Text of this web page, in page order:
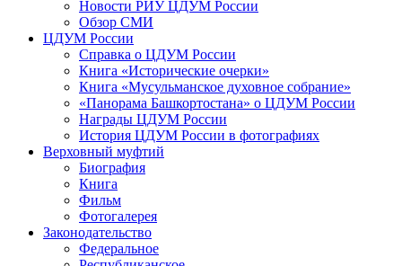
Новости РИУ ЦДУМ России
Обзор СМИ
ЦДУМ России
Справка о ЦДУМ России
Книга «Исторические очерки»
Книга «Мусульманское духовное собрание»
«Панорама Башкортостана» о ЦДУМ России
Награды ЦДУМ России
История ЦДУМ России в фотографиях
Верховный муфтий
Биография
Книга
Фильм
Фотогалерея
Законодательство
Федеральное